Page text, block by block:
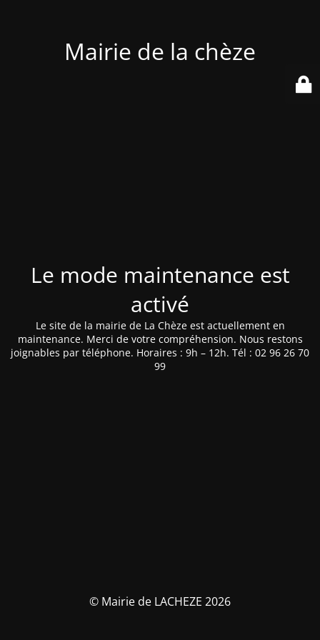
Mairie de la chèze
Le mode maintenance est
activé
Le site de la mairie de La Chèze est actuellement en
maintenance. Merci de votre compréhension. Nous restons
joignables par téléphone. Horaires : 9h – 12h. Tél : 02 96 26 70
99
© Mairie de LACHEZE 2026